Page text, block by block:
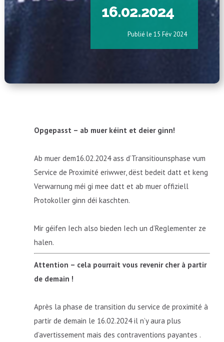
16.02.2024
15 Fév 2024
Opgepasst – ab muer kéint et deier ginn!
Ab muer dem16.02.2024 ass d’Transitiounsphase vum
Service de Proximité eriwwer, dëst bedeit datt et keng
Verwarnung méi gi mee datt et ab muer offiziell
Protokoller ginn déi kaschten.
Mir géifen Iech also bieden Iech un d’Reglementer ze
halen.
Attention – cela pourrait vous revenir cher à partir
de demain !
Après la phase de transition du service de proximité à
partir de demain le 16.02.2024 il n’y aura plus
d’avertissement mais des contraventions payantes .